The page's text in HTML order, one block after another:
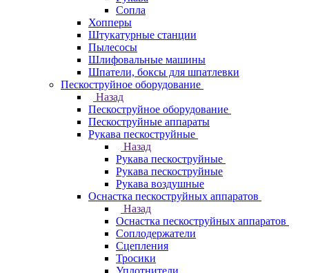
Сопла
Хопперы
Штукатурные станции
Пылесосы
Шлифовальные машины
Шпатели, боксы для шпатлевки
Пескоструйное оборудование
Назад
Пескоструйное оборудование
Пескоструйные аппараты
Рукава пескоструйные
Назад
Рукава пескоструйные
Рукава пескоструйные
Рукава воздушные
Оснастка пескоструйных аппаратов
Назад
Оснастка пескоструйных аппаратов
Соплодержатели
Сцепления
Тросики
Уплотнители